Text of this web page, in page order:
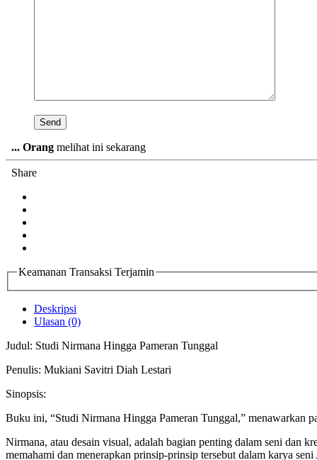
... Orang melihat ini sekarang
Share
Keamanan Transaksi Terjamin
Deskripsi
Ulasan (0)
Judul: Studi Nirmana Hingga Pameran Tunggal
Penulis: Mukiani Savitri Diah Lestari
Sinopsis:
Buku ini, “Studi Nirmana Hingga Pameran Tunggal,” menawarkan
Nirmana, atau desain visual, adalah bagian penting dalam seni dan
memahami dan menerapkan prinsip-prinsip tersebut dalam karya